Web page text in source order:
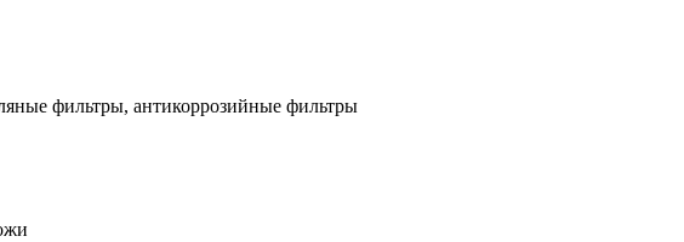
фильтры, антикоррозийные фильтры